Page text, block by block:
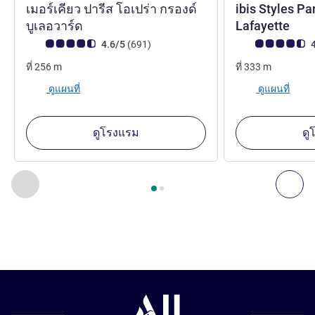
ก่อนหน้า - สถานประกอบการอื่นของเราที่อยู่ใกล้เคียง ถั
หน้า1 , สถานประกอบการอื่นของเราที่อยู่ใกล้เคียง 1 :,
เมอร์เคียว ปารีส โอเปร่า กรองด์
บูเลอวาร์ด
คะแนนความคิดเห็นจากแขก (เรทติ้งบน ALL)
4.6/5 (691รีวิว รายการ
)
ที่256 m
ดูแผนที่
ดูโรงแรม
ibis Styles
Lafayette
คะแนนความคิดเ
ที่333 m
ดูแผนที่
ดู